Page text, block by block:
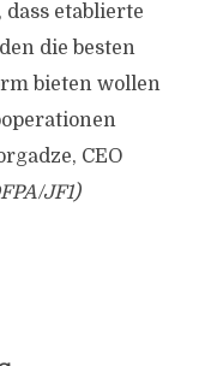
etablierte
die besten
bieten wollen
CEO
JF1)